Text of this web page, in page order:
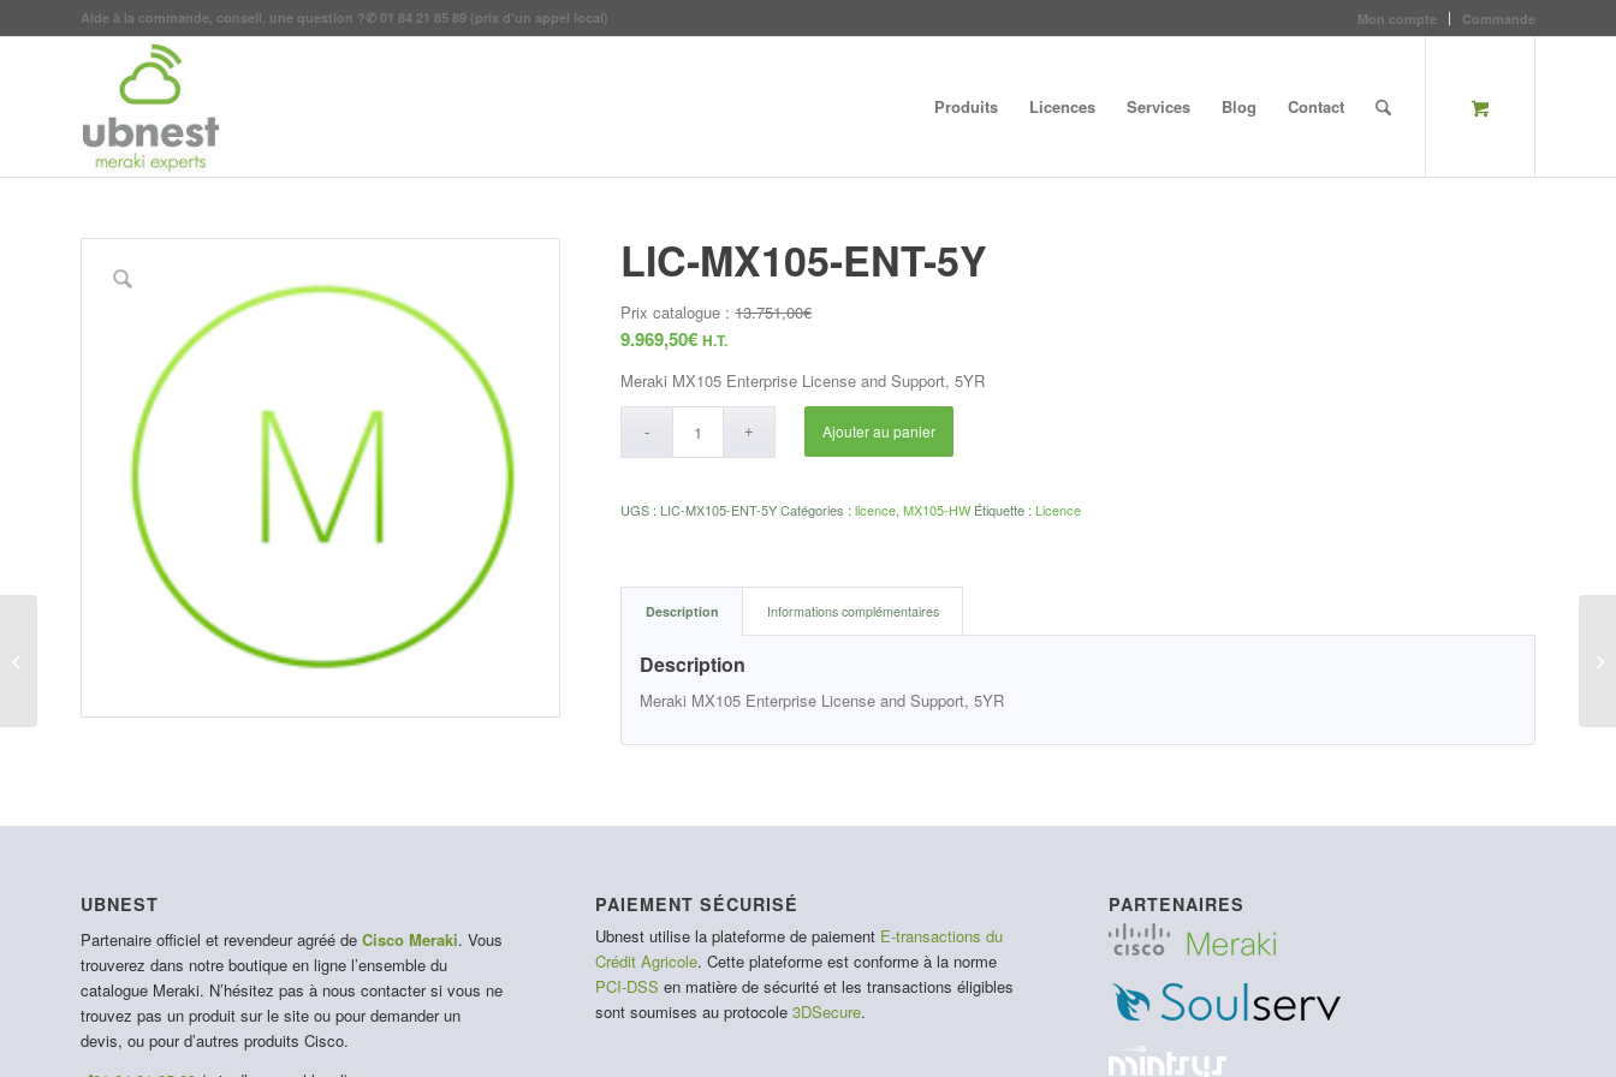
Mon compte Commande
Aide à la commande, conseil, une question ?✆ 01 84 21 85 89 (prix d'un appel local)
Produits Licences Services Blog Contact
LIC-MX105-ENT-5Y
Prix catalogue :13.751,00€
9.969,50€ H.T.
Meraki MX105 Enterprise License and Support, 5YR
Ajouter au panier
UGS : LIC-MX105-ENT-5Y Catégories :licence ,MX105-HW Étiquette : Licence
Description Informations complémentaires
Description
Meraki MX105 Enterprise License and Support, 5YR
UBNEST
Partenaire officiel et revendeur agréé de Cisco Meraki. Vous
trouverez dans notre boutique en ligne l’ensemble du
catalogue Meraki. N’hésitez pas à nous contacter si vous ne
trouvez pas un produit sur le site ou pour demander un
devis, ou pour d’autres produits Cisco.
PAIEMENT SÉCURISÉ
Ubnest utilise la plateforme de paiement E-transactions du
Crédit Agricole. Cette plateforme est conforme à la norme
PCI-DSS en matière de sécurité et les transactions éligibles
sont soumises au protocole 3DSecure.
PARTENAIRES